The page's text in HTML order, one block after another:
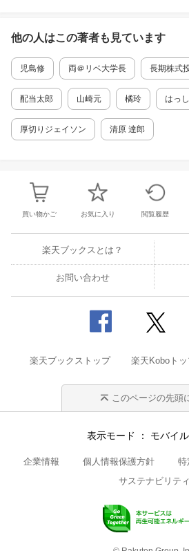
他の人はこの著者も見ています
児島修 両＠リベ大学長 長期株式
配当太郎 山崎元 橘玲 はっ
厚切りジェイソン 清原 達郎
買い物かご お気に入り 閲覧履歴
楽天ブックスとは？
お問い合わせ
楽天ブックストップ 楽天Koboトッ
このページの先頭
表示モード モバイル
企業情報 個人情報保護方針
特
サステナビリティ